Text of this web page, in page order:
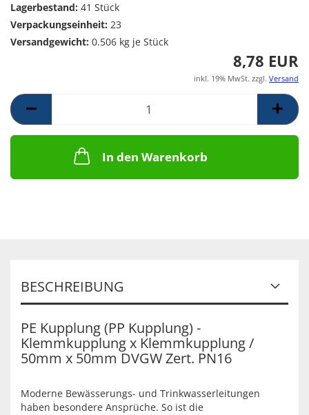
Lagerbestand: 41 Stück
Verpackungseinheit: 23
Versandgewicht: 0.506 kg je Stück
8,78 EUR
inkl. 19% MwSt. zzgl. Versand
In den Warenkorb
BESCHREIBUNG
PE Kupplung (PP Kupplung) -
Klemmkupplung x Klemmkupplung /
50mm x 50mm DVGW Zert. PN16
Moderne Bewässerungs- und Trinkwasserleitungen
haben besondere Ansprüche. So ist die